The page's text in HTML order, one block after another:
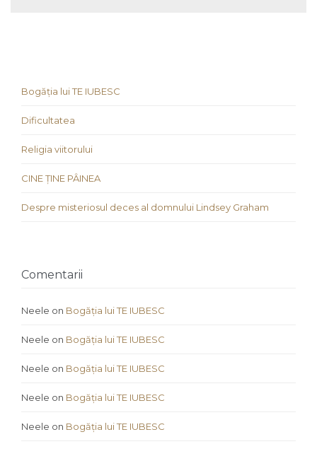
Bogăția lui TE IUBESC
Dificultatea
Religia viitorului
CINE ȚINE PÂINEA
Despre misteriosul deces al domnului Lindsey Graham
Comentarii
Neele on Bogăția lui TE IUBESC
Neele on Bogăția lui TE IUBESC
Neele on Bogăția lui TE IUBESC
Neele on Bogăția lui TE IUBESC
Neele on Bogăția lui TE IUBESC